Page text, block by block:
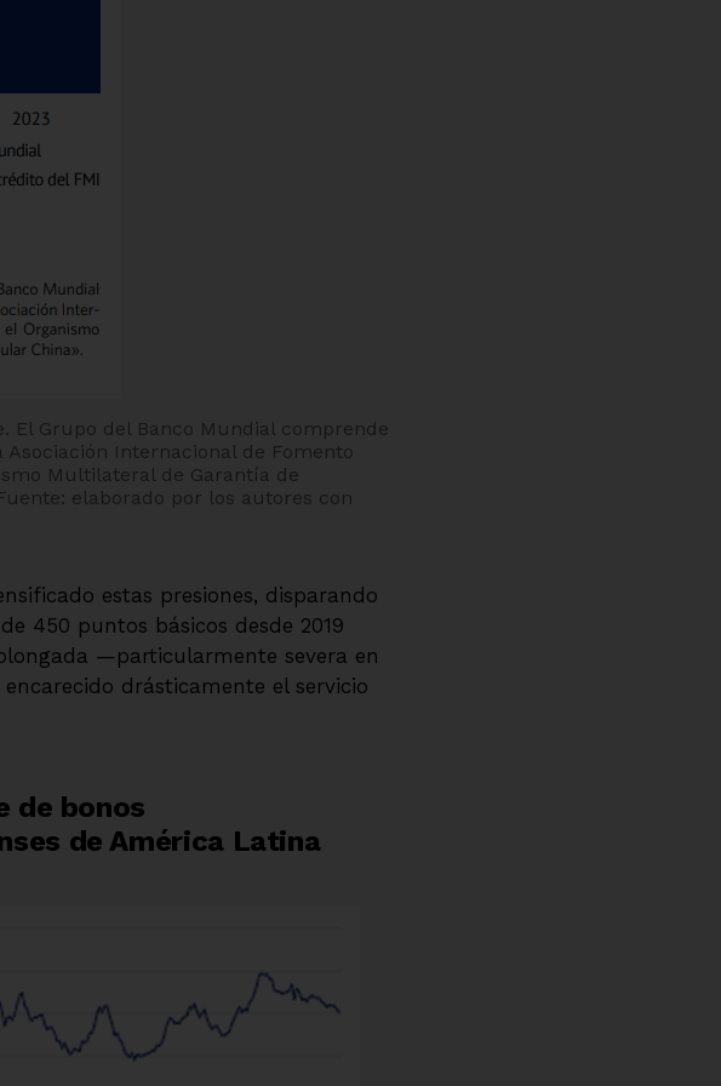
El Grupo del Banco Mundial comprende
Internacional de Fomento
Multilateral de Garantía de
elaborado por los autores con
estas presiones, disparando
450 puntos básicos desde 2019
—particularmente severa en
drásticamente el servicio
de bonos
de América Latina